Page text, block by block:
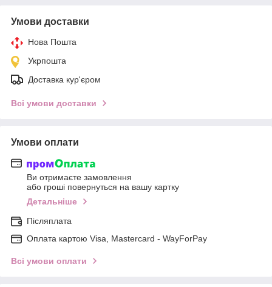
Умови доставки
Нова Пошта
Укрпошта
Доставка кур'єром
Всі умови доставки
Умови оплати
Ви отримаєте замовлення
або гроші повернуться на вашу картку
Детальніше
Післяплата
Оплата картою Visa, Mastercard - WayForPay
Всі умови оплати